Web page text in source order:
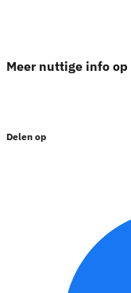
Meer nuttige info op
Delen op